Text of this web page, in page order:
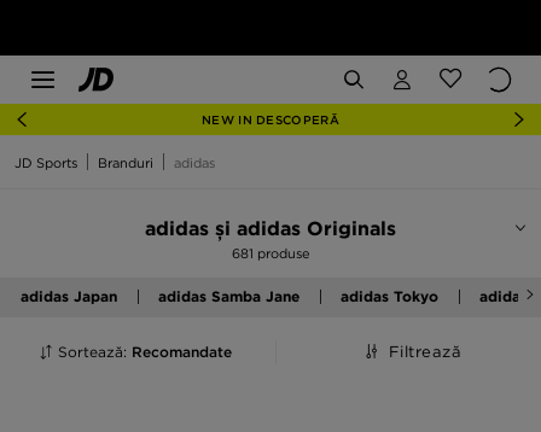
NEW IN DESCOPERĂ
JD Sports Branduri adidas
adidas și adidas Originals
681 produse
adidas Japan adidas Samba Jane adidas Tokyo adidas
Sortează: Recomandate Filtrează